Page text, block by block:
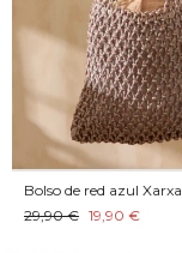
Bolso de red azul Xarxa
29,90 € 19,90 €